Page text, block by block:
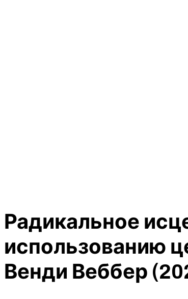
Радикальное
использованию
Венди Веббер